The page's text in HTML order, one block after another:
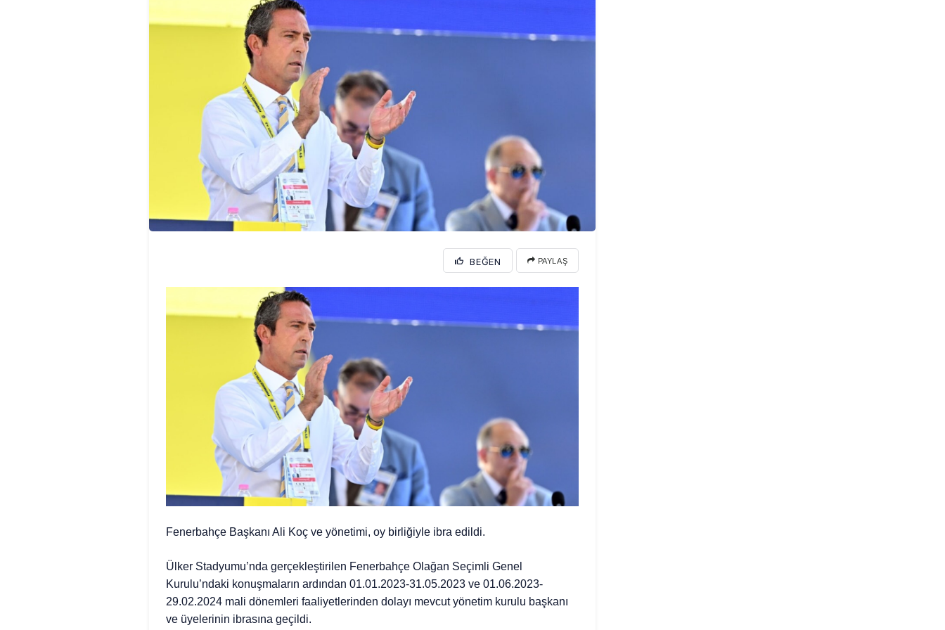
BEĞEN PAYLAŞ
Fenerbahçe Başkanı Ali Koç ve yönetimi, oy birliğiyle ibra edildi.
Ülker Stadyumu’nda gerçekleştirilen Fenerbahçe Olağan Seçimli Genel
Kurulu’ndaki konuşmaların ardından 01.01.2023-31.05.2023 ve 01.06.2023-
29.02.2024 mali dönemleri faaliyetlerinden dolayı mevcut yönetim kurulu başkanı
ve üyelerinin ibrasına geçildi.